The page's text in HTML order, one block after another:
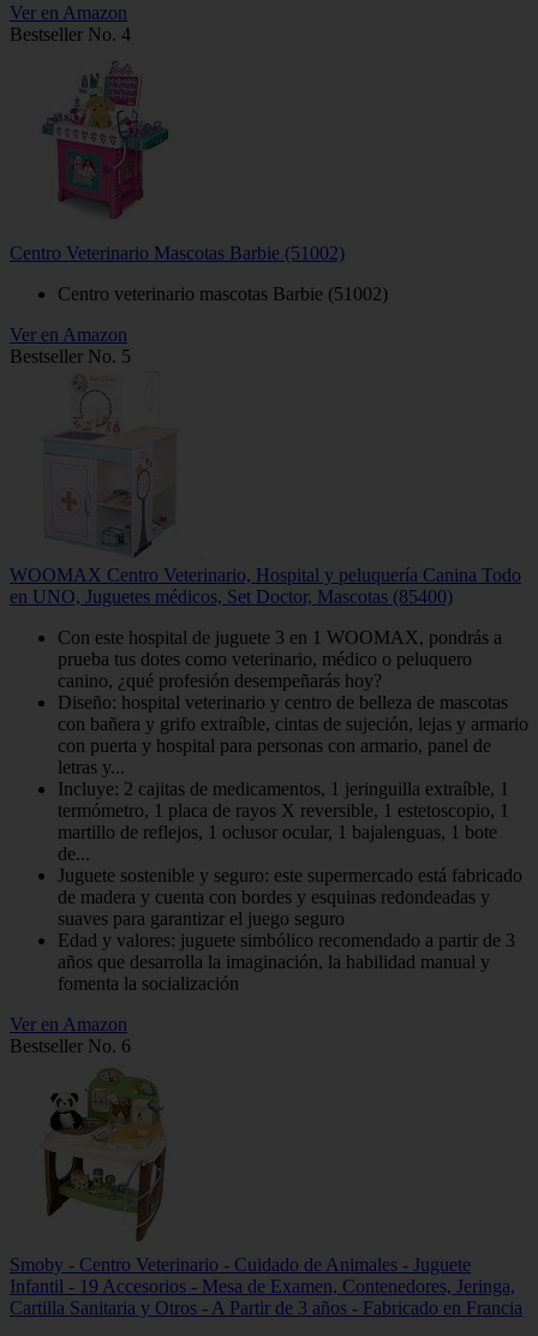
Ver en Amazon
Bestseller No. 4
Centro Veterinario Mascotas Barbie (51002)
Centro veterinario mascotas Barbie (51002)
Ver en Amazon
Bestseller No. 5
WOOMAX Centro Veterinario, Hospital y peluquería Canina Todo
en UNO, Juguetes médicos, Set Doctor, Mascotas (85400)
Con este hospital de juguete 3 en 1 WOOMAX, pondrás a
prueba tus dotes como veterinario, médico o peluquero
canino, ¿qué profesión desempeñarás hoy?
Diseño: hospital veterinario y centro de belleza de mascotas
con bañera y grifo extraíble, cintas de sujeción, lejas y armario
con puerta y hospital para personas con armario, panel de
letras y...
Incluye: 2 cajitas de medicamentos, 1 jeringuilla extraíble, 1
termómetro, 1 placa de rayos X reversible, 1 estetoscopio, 1
martillo de reflejos, 1 oclusor ocular, 1 bajalenguas, 1 bote
de...
Juguete sostenible y seguro: este supermercado está fabricado
de madera y cuenta con bordes y esquinas redondeadas y
suaves para garantizar el juego seguro
Edad y valores: juguete simbólico recomendado a partir de 3
años que desarrolla la imaginación, la habilidad manual y
fomenta la socialización
Ver en Amazon
Bestseller No. 6
Smoby - Centro Veterinario - Cuidado de Animales - Juguete
Infantil - 19 Accesorios - Mesa de Examen, Contenedores, Jeringa,
Cartilla Sanitaria y Otros - A Partir de 3 años - Fabricado en Francia